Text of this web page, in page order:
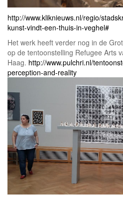
http://www.kliknieuws.nl/regio/
kunst-vindt-een-thuis-in-veghel#
Het werk heeft verder nog in de
op de tentoonstelling Refugee Arts
Haag. http://www.pulchri.nl/
perception-and-reality